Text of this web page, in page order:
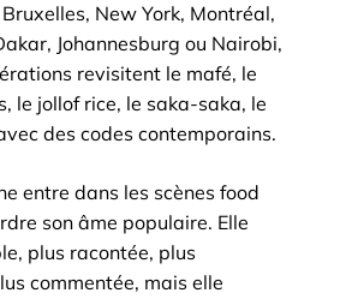
New York, Montréal,
Johannesburg ou Nairobi,
revisitent le mafé, le
le jollof rice, le saka-saka, le
des codes contemporains.
entre dans les scènes food
son âme populaire. Elle
plus racontée, plus
commentée, mais elle